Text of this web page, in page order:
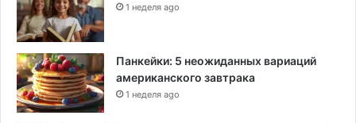
1 неделя ago
Панкейки: 5 неожиданных вариаций
американского завтрака
1 неделя ago